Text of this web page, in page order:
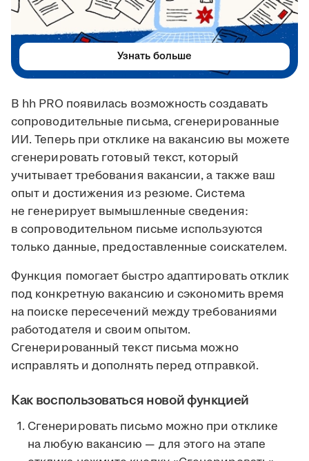
В hh PRO появилась возможность создавать
сопроводительные письма, сгенерированные
ИИ. Теперь при отклике на вакансию вы можете
сгенерировать готовый текст, который
учитывает требования вакансии, а также ваш
опыт и достижения из резюме. Система
не генерирует вымышленные сведения:
в сопроводительном письме используются
только данные, предоставленные соискателем.
Функция помогает быстро адаптировать отклик
под конкретную вакансию и сэкономить время
на поиске пересечений между требованиями
работодателя и своим опытом.
Сгенерированный текст письма можно
исправлять и дополнять перед отправкой.
Как воспользоваться новой функцией
Сгенерировать письмо можно при отклике
на любую вакансию — для этого на этапе
Узнать больше